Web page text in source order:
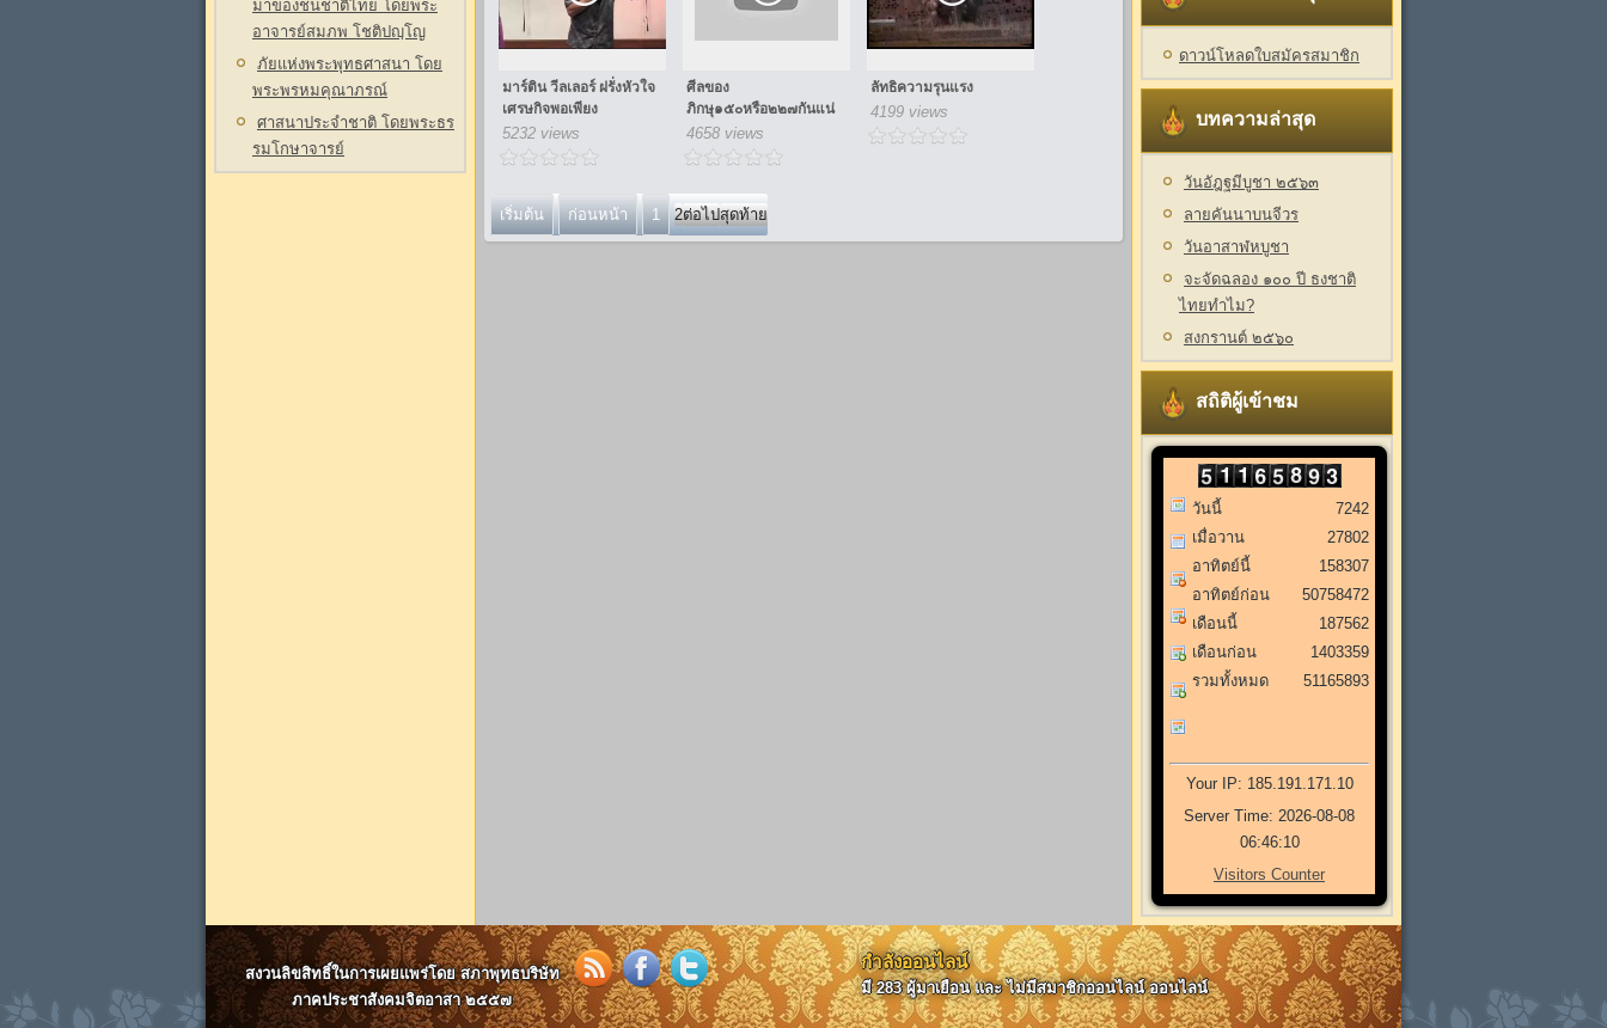
มาของชนชาติไทย โดยพระ
อาจารย์สมภพ โชติปญฺโญ
ภัยแห่งพระพุทธศาสนา โดย
พระพรหมคุณาภรณ์
ศาสนาประจำชาติ โดยพระธร
รมโกษาจารย์
มาร์ติน วีลเลอร์ ฝรั่งหัวใจ
เศรษกิจพอเพียง
5232 views
ศีลของ
ภิกษุ๑๕๐หรือ๒๒๗กันแน่
4658 views
ลัทธิความรุนแรง
4199 views
เริ่มต้น ก่อนหน้า 1 2ต่อไปสุดท้าย
ดาวน์โหลดใบสมัครสมาชิก
บทความล่าสุด
วันอัฎฐมีบูชา ๒๕๖๓
ลายคันนาบนจีวร
วันอาสาฬหบูชา
จะจัดฉลอง ๑๐๐ ปี ธงชาติ
ไทยทำไม?
สงกรานต์ ๒๕๖๐
สถิติผู้เข้าชม
วันนี้
เมื่อวาน
อาทิตย์นี้
อาทิตย์ก่อน
เดือนนี้
เดือนก่อน
รวมทั้งหมด
7242
27802
158307
50758472
187562
1403359
51165893
Your IP: 185.191.171.10
Server Time: 2026-08-08
06:46:10
Visitors Counter
สงวนลิขสิทธิ์ในการเผยแพร่โดย สภาพุทธบริษัท
ภาคประชาสังคมจิตอาสา ๒๕๕๗
กำลังออนไลน์
มี 283 ผู้มาเยือน และ ไม่มีสมาชิกออนไลน์ ออนไลน์